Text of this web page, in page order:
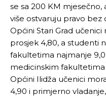
se sa 200 KM
više ostvaruju pravo bez
Općini Stari Grad
prosjek 4,80, a studenti
fakultetima najmanje
medicinskim fakultetima
Općini Ilidža učenici
4,90 i primjerno